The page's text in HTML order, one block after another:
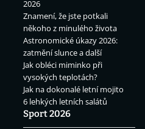
2026
Znamení, že jste potkali
někoho z minulého života
Astronomické úkazy 2026:
zatmění slunce a další
Jak obléci miminko při
vysokých teplotách?
Jak na dokonalé letní mojito
6 lehkých letních salátů
Sport 2026